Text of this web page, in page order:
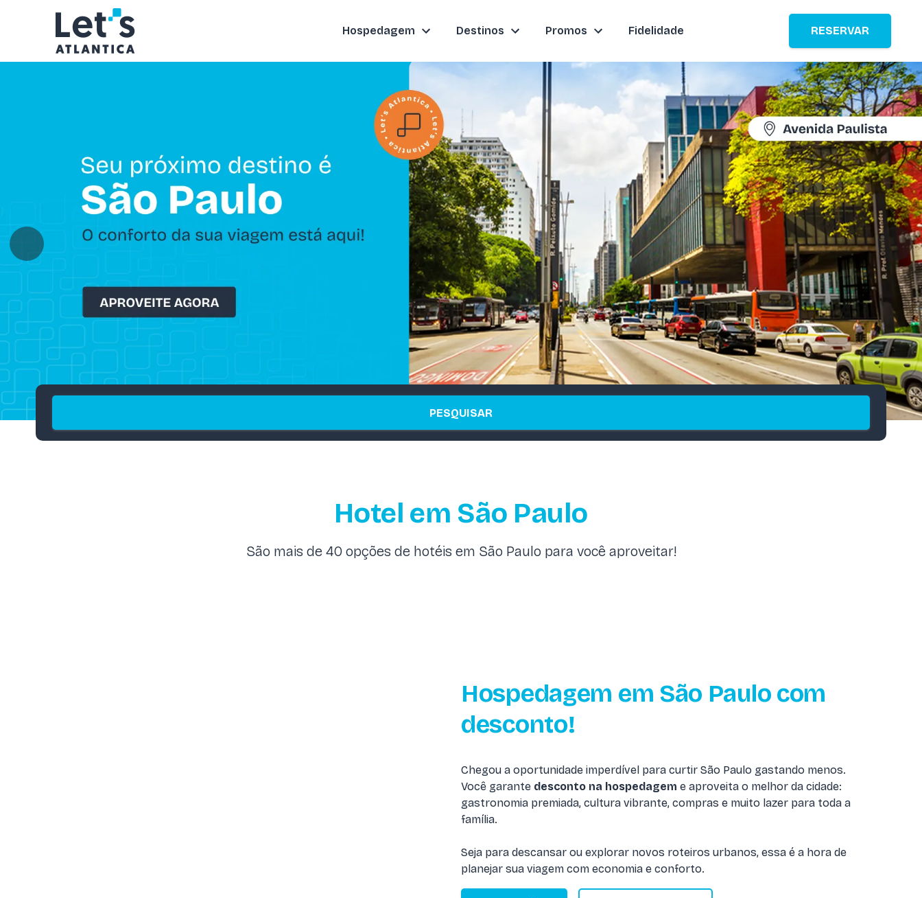
Hospedagem Destinos Promos Fidelidade RESERVAR
PESQUISAR
Hotel em São Paulo
São mais de 40 opções de hotéis em São Paulo para você aproveitar!
Hospedagem em São Paulo com
desconto!
Chegou a oportunidade imperdível para curtir São Paulo gastando menos.
Você garante desconto na hospedagem e aproveita o melhor da cidade:
gastronomia premiada, cultura vibrante, compras e muito lazer para toda a
família.
Seja para descansar ou explorar novos roteiros urbanos, essa é a hora de
planejar sua viagem com economia e conforto.